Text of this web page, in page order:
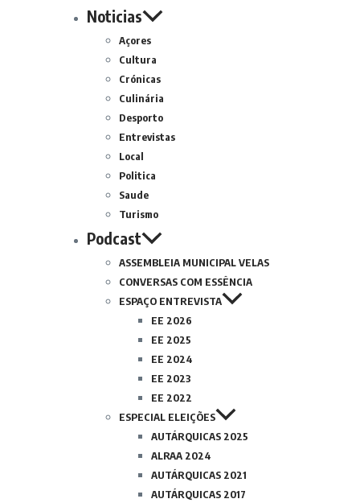
Noticias
Açores
Cultura
Crónicas
Culinária
Desporto
Entrevistas
Local
Politica
Saude
Turismo
Podcast
ASSEMBLEIA MUNICIPAL VELAS
CONVERSAS COM ESSÊNCIA
ESPAÇO ENTREVISTA
EE 2026
EE 2025
EE 2024
EE 2023
EE 2022
ESPECIAL ELEIÇÕES
AUTÁRQUICAS 2025
ALRAA 2024
AUTÁRQUICAS 2021
AUTÁRQUICAS 2017